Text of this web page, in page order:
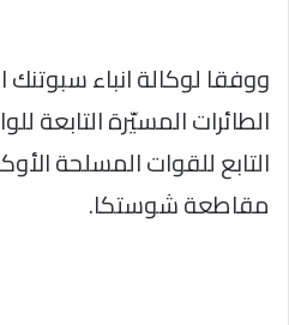
ووفقا لوكالة انباء
التابع للقوات المسلحة
مقاطعة شوستكا.